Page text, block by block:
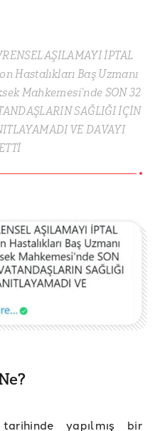
AŞILAMAYI İPTAL
Hastalıkları Baş Uzmanı
Mahkemesi'nde SON 32
SAĞLIĞI İÇİN
VE DAVAYI
yapılmış bir